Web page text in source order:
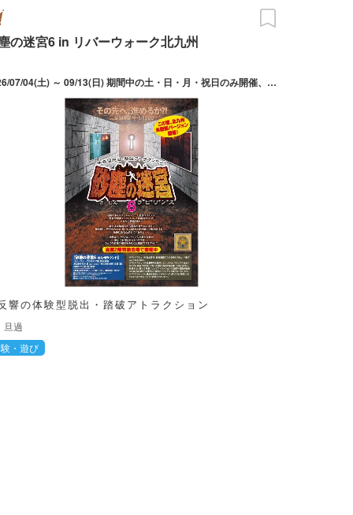
の迷宮6 in リバーウォーク北九州
2026/07/04(土) ～ 09/13(日) 期間中の土・日・月・祝日のみ開催、ただし7/25(土)～8/31(月)は毎日開催。平日13:00～、土日祝11:00～（最終受付18:00）。
響の体験型脱出・踏破アトラクション
旦過
・遊び